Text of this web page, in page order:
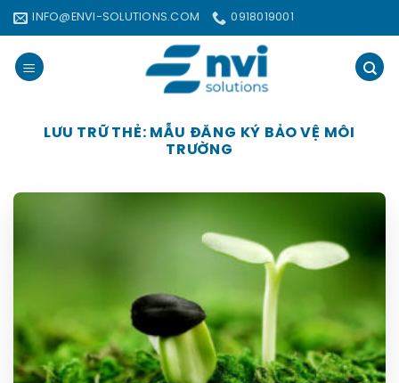
Bỏ
qua
nội
dung
INFO@ENVI-SOLUTIONS.COM 0918019001
LƯU TRỮ THẺ: MẪU ĐĂNG KÝ BẢO VỆ MÔI
TRƯỜNG